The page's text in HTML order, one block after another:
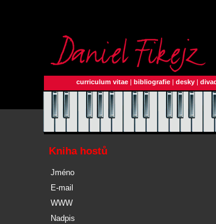
curriculum vitae | bibliografie | desky |
Kniha hostů
Jméno
E-mail
WWW
Nadpis